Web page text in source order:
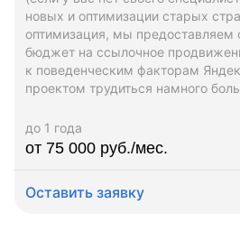
новых и оптимизации старых
оптимизация, мы предоставляем
бюджет на ссылочное
к поведенческим факторам
проектом трудиться намного
до 1 года
от 75 000 руб./мес.
Оставить заявку